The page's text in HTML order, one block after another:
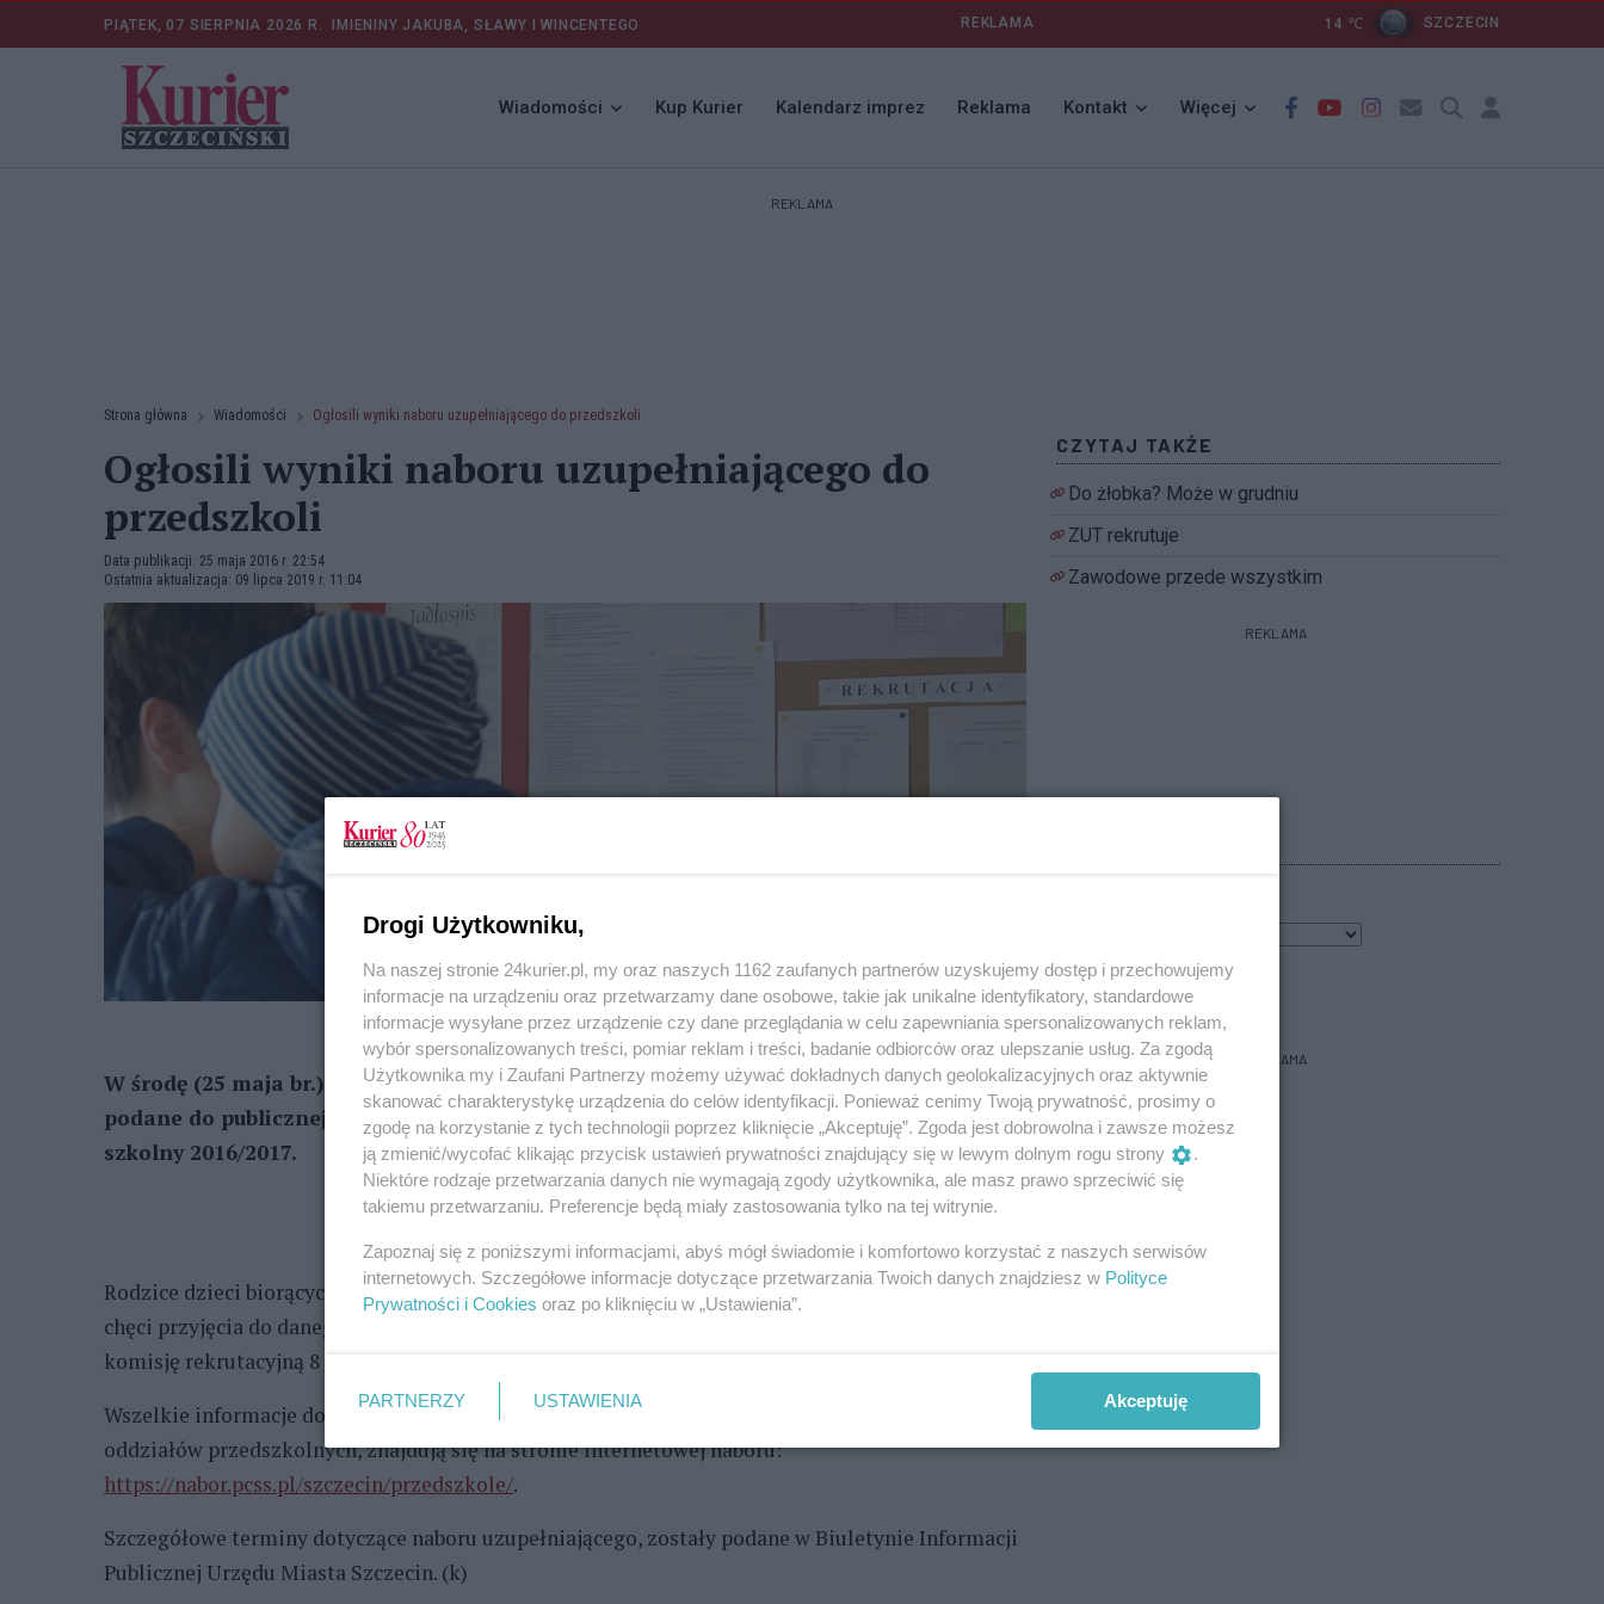
PIĄTEK, 07 SIERPNIA 2026 R. IMIENINY JAKUBA, SŁAWY I WINCENTEGO REKLAMA 14 ℃ SZCZECIN
Wiadomości Kup Kurier Kalendarz imprez Reklama Kontakt Więcej
REKLAMA
Strona główna Wiadomości Ogłosili wyniki naboru uzupełniającego do przedszkoli
Ogłosili wyniki naboru uzupełniającego do
przedszkoli
Data publikacji: 25 maja 2016 r. 22:54
Ostatnia aktualizacja: 09 lipca 2019 r. 11:04
W środę (25 maja br.) o godz. 15 w szczecińskich przedszkolach publicznych zostały
podane do publicznej wiadomości wstępne wyniki naboru uzupełniającego na rok
szkolny 2016/2017.
REKLAMA
Rodzice dzieci biorących udział w rekrutacji mają czas do 6 czerwca na pisemne potwierdzenie
chęci przyjęcia do danego przedszkola. Ostateczne wyniki rekrutacji zostaną podane przez
komisję rekrutacyjną 8 czerwca 2016.
Wszelkie informacje dotyczące naboru uzupełniającego do publicznych przedszkoli oraz
oddziałów przedszkolnych, znajdują się na stronie internetowej naboru:
https://nabor.pcss.pl/szczecin/przedszkole/.
Szczegółowe terminy dotyczące naboru uzupełniającego, zostały podane w Biuletynie Informacji
Publicznej Urzędu Miasta Szczecin. (k)
CZYTAJ TAKŻE
Do żłobka? Może w grudniu
ZUT rekrutuje
Zawodowe przede wszystkim
REKLAMA
Zobacz prognozę na 3 dni
REKLAMA
Drogi Użytkowniku,
Na naszej stronie 24kurier.pl, my oraz naszych 1162 zaufanych partnerów uzyskujemy dostęp i przechowujemy
informacje na urządzeniu oraz przetwarzamy dane osobowe, takie jak unikalne identyfikatory, standardowe
informacje wysyłane przez urządzenie czy dane przeglądania w celu zapewniania spersonalizowanych reklam,
wybór spersonalizowanych treści, pomiar reklam i treści, badanie odbiorców oraz ulepszanie usług. Za zgodą
Użytkownika my i Zaufani Partnerzy możemy używać dokładnych danych geolokalizacyjnych oraz aktywnie
skanować charakterystykę urządzenia do celów identyfikacji. Ponieważ cenimy Twoją prywatność, prosimy o
zgodę na korzystanie z tych technologii poprzez kliknięcie „Akceptuję”. Zgoda jest dobrowolna i zawsze możesz
ją zmienić/wycofać klikając przycisk ustawień prywatności znajdujący się w lewym dolnym rogu strony
.
Niektóre rodzaje przetwarzania danych nie wymagają zgody użytkownika, ale masz prawo sprzeciwić się
takiemu przetwarzaniu. Preferencje będą miały zastosowania tylko na tej witrynie.
Zapoznaj się z poniższymi informacjami, abyś mógł świadomie i komfortowo korzystać z naszych serwisów
internetowych. Szczegółowe informacje dotyczące przetwarzania Twoich danych znajdziesz w Polityce
Prywatności i Cookies oraz po kliknięciu w „Ustawienia”.
PARTNERZY USTAWIENIA Akceptuję